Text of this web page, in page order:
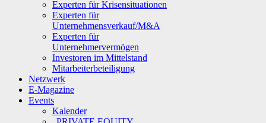
Experten für Krisensituationen
Experten für
Unternehmensverkauf/M&A
Experten für
Unternehmervermögen
Investoren im Mittelstand
Mitarbeiterbeteiligung
Netzwerk
E-Magazine
Events
Kalender